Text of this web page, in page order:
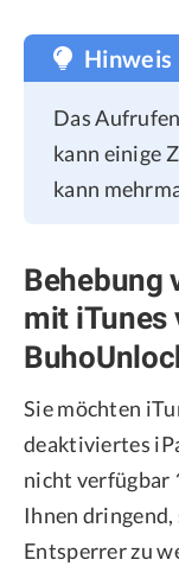
Hinweis
Das
kann einige
kann
Behebung
mit iTunes
Sie möchten
deaktiviertes
nicht verfügbar
Ihnen
Entsperrer zu